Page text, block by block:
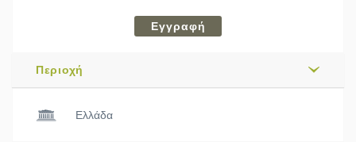
Εγγραφή
Περιοχή
Ελλάδα